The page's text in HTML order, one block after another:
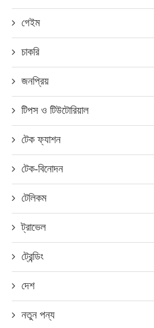
গেইম
চাকরি
জনপ্রিয়
টিপস ও টিউটোরিয়াল
টেক ফ্যাশন
টেক-বিনোদন
টেলিকম
ট্রাভেল
ট্রেন্ডিং
দেশ
নতুন পন্য